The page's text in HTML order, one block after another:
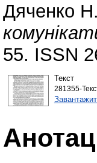
Дяченко
55. ISSN
Текст
281355-